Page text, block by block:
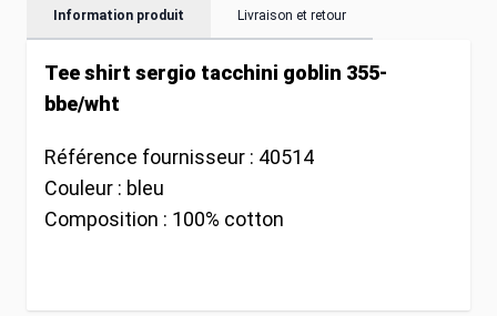
Information produit Livraison et retour
Tee shirt sergio tacchini goblin 355-
bbe/wht
Référence fournisseur : 40514
Couleur : bleu
Composition : 100% cotton